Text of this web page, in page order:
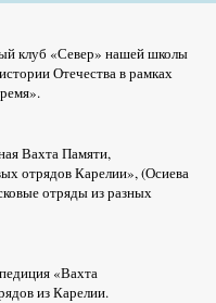
клуб «Север» нашей школы
Отечества в рамках
Вахта Памяти,
отрядов Карелии», (Осиева
отряды из разных
«Вахта
из Карелии.